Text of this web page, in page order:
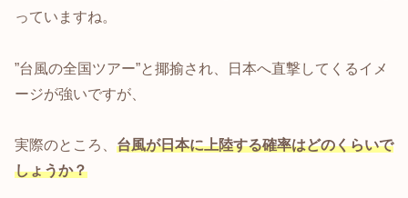
っていますね。
”台風の全国ツアー”と揶揄され、日本へ直撃してくるイメ
ージが強いですが、
実際のところ、 台風が日本に上陸する確率はどのくらいで
しょうか？